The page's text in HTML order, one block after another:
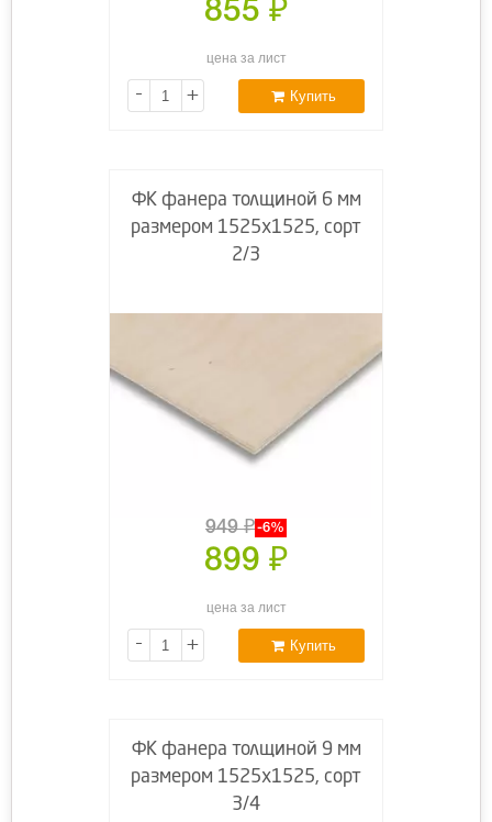
855 ₽
цена за лист
- + Купить
ФК фанера толщиной 6 мм
размером 1525х1525, сорт
2/3
949₽-6%
899 ₽
цена за лист
- + Купить
ФК фанера толщиной 9 мм
размером 1525х1525, сорт
3/4